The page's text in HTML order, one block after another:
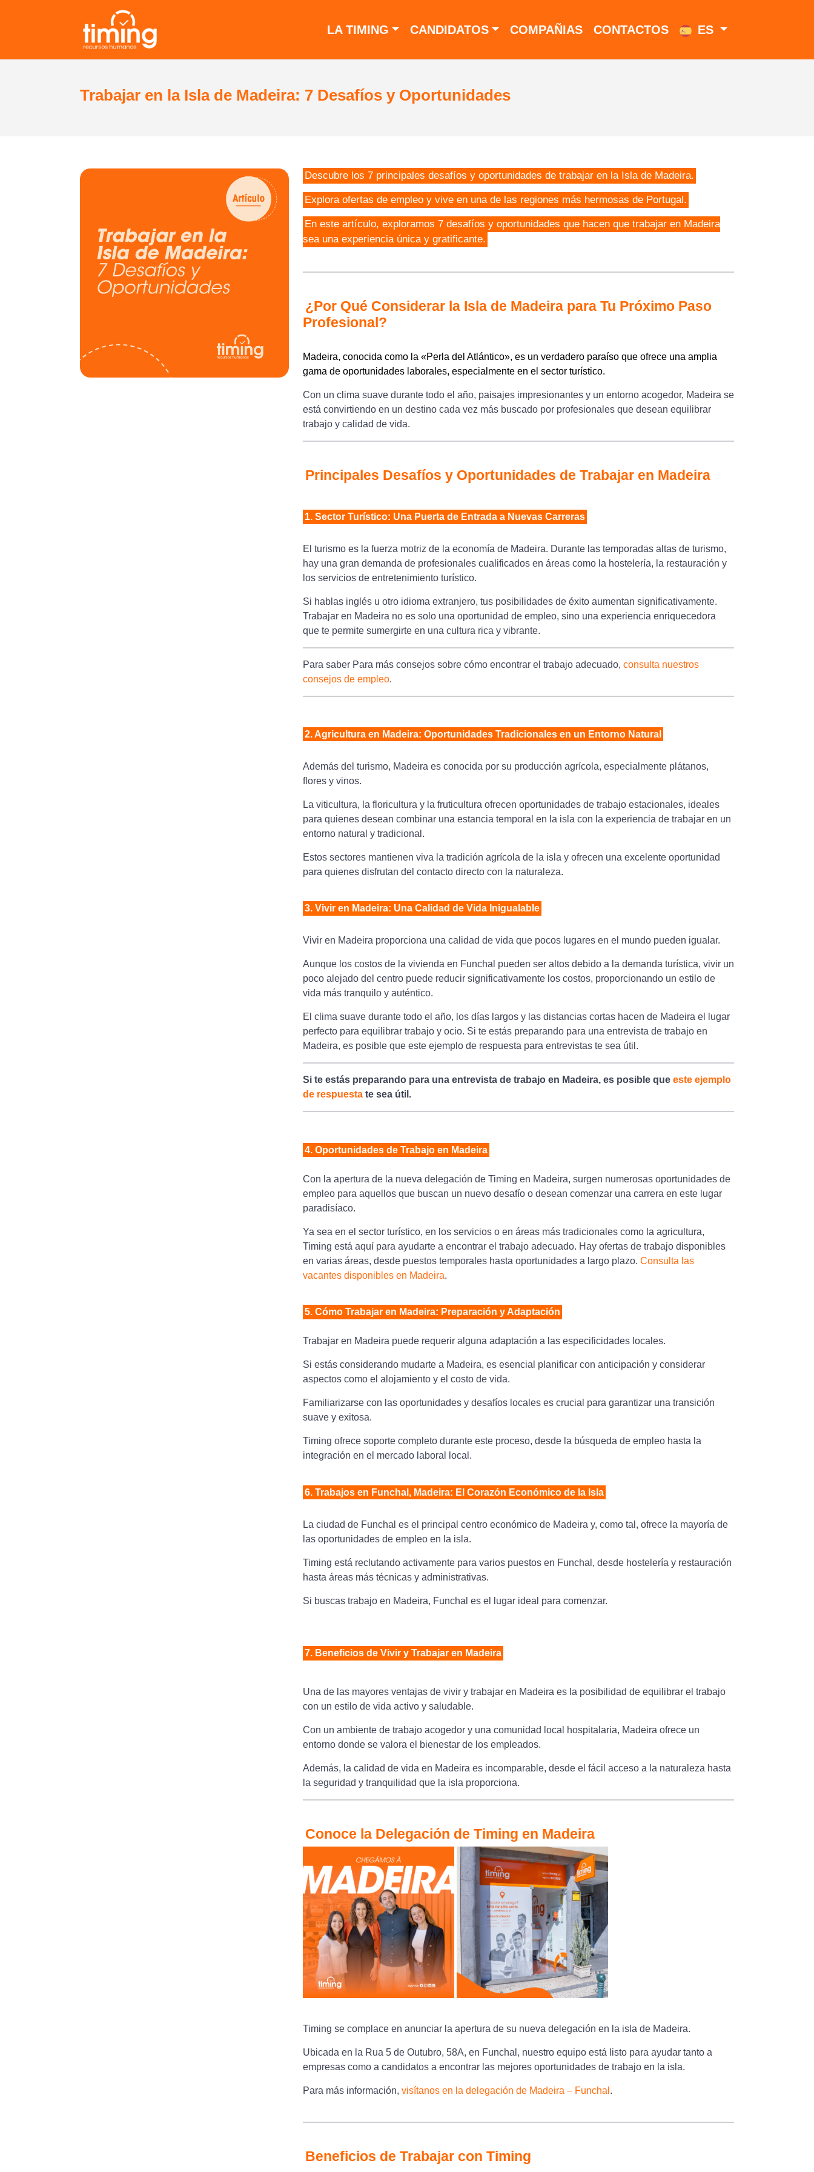
LA TIMING CANDIDATOS COMPAÑIAS CONTACTOS ES
Trabajar en la Isla de Madeira: 7 Desafíos y Oportunidades
Descubre los 7 principales desafíos y oportunidades de trabajar en la Isla de Madeira.
Explora ofertas de empleo y vive en una de las regiones más hermosas de Portugal.
En este artículo, exploramos 7 desafíos y oportunidades que hacen que trabajar en Madeira
sea una experiencia única y gratificante.
¿Por Qué Considerar la Isla de Madeira para Tu Próximo Paso
Profesional?
Madeira, conocida como la «Perla del Atlántico», es un verdadero paraíso que ofrece una amplia
gama de oportunidades laborales, especialmente en el sector turístico.
Con un clima suave durante todo el año, paisajes impresionantes y un entorno acogedor, Madeira se
está convirtiendo en un destino cada vez más buscado por profesionales que desean equilibrar
trabajo y calidad de vida.
Principales Desafíos y Oportunidades de Trabajar en Madeira
1. Sector Turístico: Una Puerta de Entrada a Nuevas Carreras
El turismo es la fuerza motriz de la economía de Madeira. Durante las temporadas altas de turismo,
hay una gran demanda de profesionales cualificados en áreas como la hostelería, la restauración y
los servicios de entretenimiento turístico.
Si hablas inglés u otro idioma extranjero, tus posibilidades de éxito aumentan significativamente.
Trabajar en Madeira no es solo una oportunidad de empleo, sino una experiencia enriquecedora
que te permite sumergirte en una cultura rica y vibrante.
Para saber Para más consejos sobre cómo encontrar el trabajo adecuado, consulta nuestros
consejos de empleo.
2. Agricultura en Madeira: Oportunidades Tradicionales en un Entorno Natural
Además del turismo, Madeira es conocida por su producción agrícola, especialmente plátanos,
flores y vinos.
La viticultura, la floricultura y la fruticultura ofrecen oportunidades de trabajo estacionales, ideales
para quienes desean combinar una estancia temporal en la isla con la experiencia de trabajar en un
entorno natural y tradicional.
Estos sectores mantienen viva la tradición agrícola de la isla y ofrecen una excelente oportunidad
para quienes disfrutan del contacto directo con la naturaleza.
3. Vivir en Madeira: Una Calidad de Vida Inigualable
Vivir en Madeira proporciona una calidad de vida que pocos lugares en el mundo pueden igualar.
Aunque los costos de la vivienda en Funchal pueden ser altos debido a la demanda turística, vivir un
poco alejado del centro puede reducir significativamente los costos, proporcionando un estilo de
vida más tranquilo y auténtico.
El clima suave durante todo el año, los días largos y las distancias cortas hacen de Madeira el lugar
perfecto para equilibrar trabajo y ocio. Si te estás preparando para una entrevista de trabajo en
Madeira, es posible que este ejemplo de respuesta para entrevistas te sea útil.
Si te estás preparando para una entrevista de trabajo en Madeira, es posible que este ejemplo
de respuestate sea útil.
4. Oportunidades de Trabajo en Madeira
Con la apertura de la nueva delegación de Timing en Madeira, surgen numerosas oportunidades de
empleo para aquellos que buscan un nuevo desafío o desean comenzar una carrera en este lugar
paradisíaco.
Ya sea en el sector turístico, en los servicios o en áreas más tradicionales como la agricultura,
Timing está aquí para ayudarte a encontrar el trabajo adecuado. Hay ofertas de trabajo disponibles
en varias áreas, desde puestos temporales hasta oportunidades a largo plazo. Consulta las
vacantes disponibles en Madeira.
5. Cómo Trabajar en Madeira: Preparación y Adaptación
Trabajar en Madeira puede requerir alguna adaptación a las especificidades locales.
Si estás considerando mudarte a Madeira, es esencial planificar con anticipación y considerar
aspectos como el alojamiento y el costo de vida.
Familiarizarse con las oportunidades y desafíos locales es crucial para garantizar una transición
suave y exitosa.
Timing ofrece soporte completo durante este proceso, desde la búsqueda de empleo hasta la
integración en el mercado laboral local.
6. Trabajos en Funchal, Madeira: El Corazón Económico de la Isla
La ciudad de Funchal es el principal centro económico de Madeira y, como tal, ofrece la mayoría de
las oportunidades de empleo en la isla.
Timing está reclutando activamente para varios puestos en Funchal, desde hostelería y restauración
hasta áreas más técnicas y administrativas.
Si buscas trabajo en Madeira, Funchal es el lugar ideal para comenzar.
7. Beneficios de Vivir y Trabajar en Madeira
Una de las mayores ventajas de vivir y trabajar en Madeira es la posibilidad de equilibrar el trabajo
con un estilo de vida activo y saludable.
Con un ambiente de trabajo acogedor y una comunidad local hospitalaria, Madeira ofrece un
entorno donde se valora el bienestar de los empleados.
Además, la calidad de vida en Madeira es incomparable, desde el fácil acceso a la naturaleza hasta
la seguridad y tranquilidad que la isla proporciona.
Conoce la Delegación de Timing en Madeira
Timing se complace en anunciar la apertura de su nueva delegación en la isla de Madeira.
Ubicada en la Rua 5 de Outubro, 58A, en Funchal, nuestro equipo está listo para ayudar tanto a
empresas como a candidatos a encontrar las mejores oportunidades de trabajo en la isla.
Para más información, visítanos en la delegación de Madeira – Funchal .
Beneficios de Trabajar con Timing